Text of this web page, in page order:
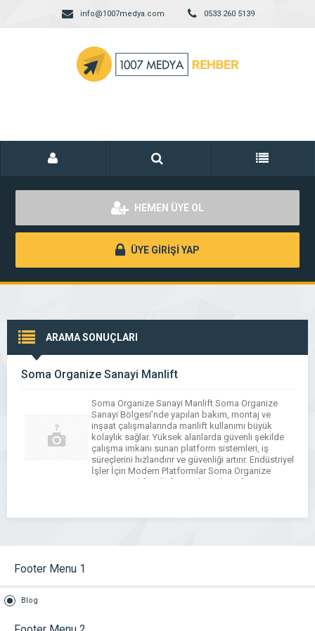
info@1007medya.com 0533 260 5139
HEMEN ÜYE OL
ÜYE GİRİŞİ YAP
ARAMA SONUÇLARI
Soma Organize Sanayi Manlift
Soma Organize Sanayi Manlift Soma Organize
Sanayi Bölgesi’nde yapılan bakım, montaj ve
inşaat çalışmalarında manlift kullanımı büyük
kolaylık sağlar. Yüksek alanlarda güvenli şekilde
çalışma imkanı sunan platform sistemleri, iş
süreçlerini hızlandırır ve güvenliği artırır. Endüstriyel
İşler İçin Modern Platformlar Soma Organize
Sanayi Manlift Fabrika cephe çalışmaları, çatı
Footer Menu 1
Blog